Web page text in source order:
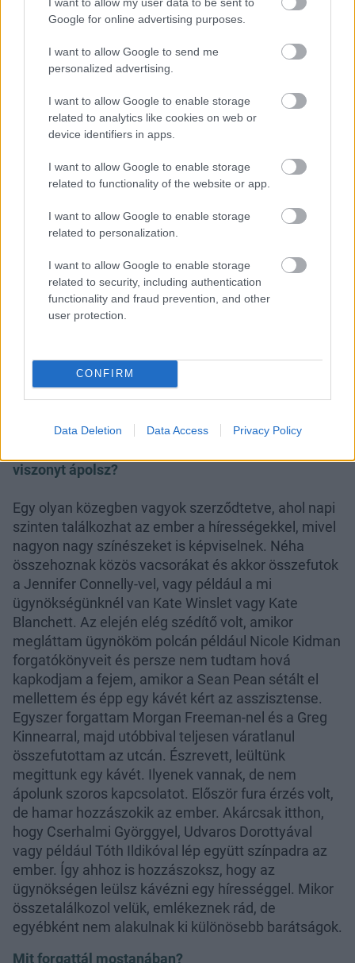
Google for online advertising purposes.
I want to allow Google to send me
personalized advertising.
I want to allow Google to enable storage
related to analytics like cookies on web or
device identifiers in apps.
I want to allow Google to enable storage
related to functionality of the website or app.
I want to allow Google to enable storage
related to personalization.
I want to allow Google to enable storage
related to security, including authentication
functionality and fraud prevention, and other
user protection.
CONFIRM
Data Deletion Data Access Privacy Policy
muszáj, hogy valaki felfigyeljen rá. Abszolút nem
működik máshogy ott sem. Nekem szerencsém
volt, mert rögtön lett egy ügynököm, aki a szállakat
mozgatja. Egyedül sokkal nehezebb. A Szomorú
kapjak.
Kik azok a hírességek, akikkel volt szerencséd
viszonyt ápolsz?
Egy olyan közegben vagyok szerződtetve, ahol napi
szinten találkozhat az ember a hírességekkel, mivel
nagyon nagy színészeket is képviselnek. Néha
összehoznak közös vacsorákat és akkor összefutok
a Jennifer Connelly-vel, vagy például a mi
ügynökségünknél van Kate Winslet vagy Kate
Blanchett. Az elején elég szédítő volt, amikor
megláttam ügynököm polcán például Nicole Kidman
forgatókönyveit és persze nem tudtam hová
kapkodjam a fejem, amikor a Sean Pean sétált el
mellettem és épp egy kávét kért az asszisztense.
Egyszer forgattam Morgan Freeman-nel és a Greg
Kinnearral, majd utóbbival teljesen váratlanul
összefutottam az utcán. Észrevett, leültünk
megittunk egy kávét. Ilyenek vannak, de nem
ápolunk szoros kapcsolatot. Először fura érzés volt,
de hamar hozzászokik az ember. Akárcsak itthon,
hogy Cserhalmi Györggyel, Udvaros Dorottyával
vagy például Tóth Ildikóval lép együtt színpadra az
ember. Így ahhoz is hozzászoksz, hogy az
ügynökségen leülsz kávézni egy hírességgel. Mikor
összetalálkozol velük, emlékeznek rád, de
egyébként nem alakulnak ki különösebb barátságok.
Mit forgattál mostanában?